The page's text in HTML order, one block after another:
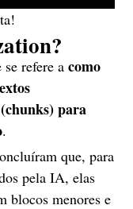
se refere acomo
para
.
que, para
pela IA, elas
blocos menores e